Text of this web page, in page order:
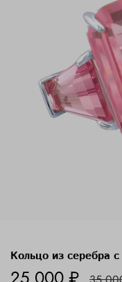
Кольцо из серебра